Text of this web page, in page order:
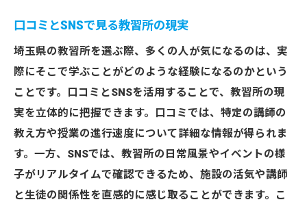
口コミとSNSで見る教習所の現実
埼玉県の教習所を選ぶ際、多くの人が気になるのは、実
際にそこで学ぶことがどのような経験になるのかという
ことです。口コミとSNSを活用することで、教習所の現
実を立体的に把握できます。口コミでは、特定の講師の
教え方や授業の進行速度について詳細な情報が得られま
す。一方、SNSでは、教習所の日常風景やイベントの様
子がリアルタイムで確認できるため、施設の活気や講師
と生徒の関係性を直感的に感じ取ることができます。こ